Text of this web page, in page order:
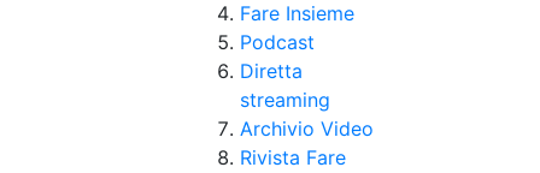
Fare Insieme
Podcast
Diretta
streaming
Archivio Video
Rivista Fare